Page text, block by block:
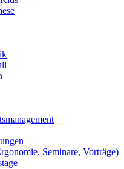
Seminare, Vorträge)